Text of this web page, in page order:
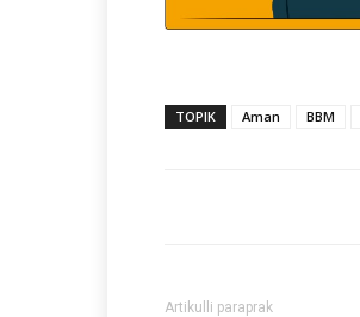
TOPIK Aman BBM
Artikulli paraprak